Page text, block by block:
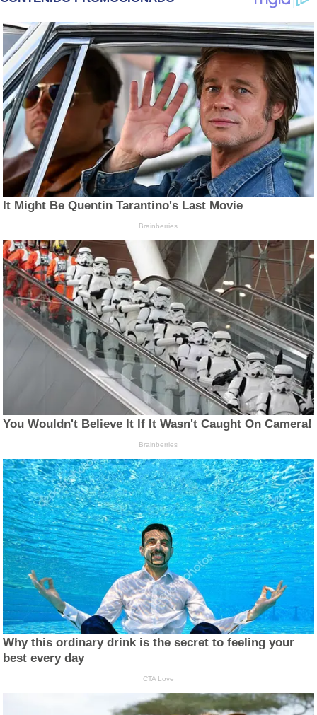
It Might Be Quentin Tarantino's Last Movie
Brainberries
You Wouldn't Believe It If It Wasn't Caught On Camera!
Brainberries
Why this ordinary drink is the secret to feeling your
best every day
CTA Love